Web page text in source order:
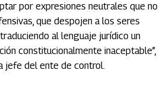
por expresiones neutrales que no
que despojen a los seres
al lenguaje jurídico un
constitucionalmente inaceptable”,
jefe del ente de control.